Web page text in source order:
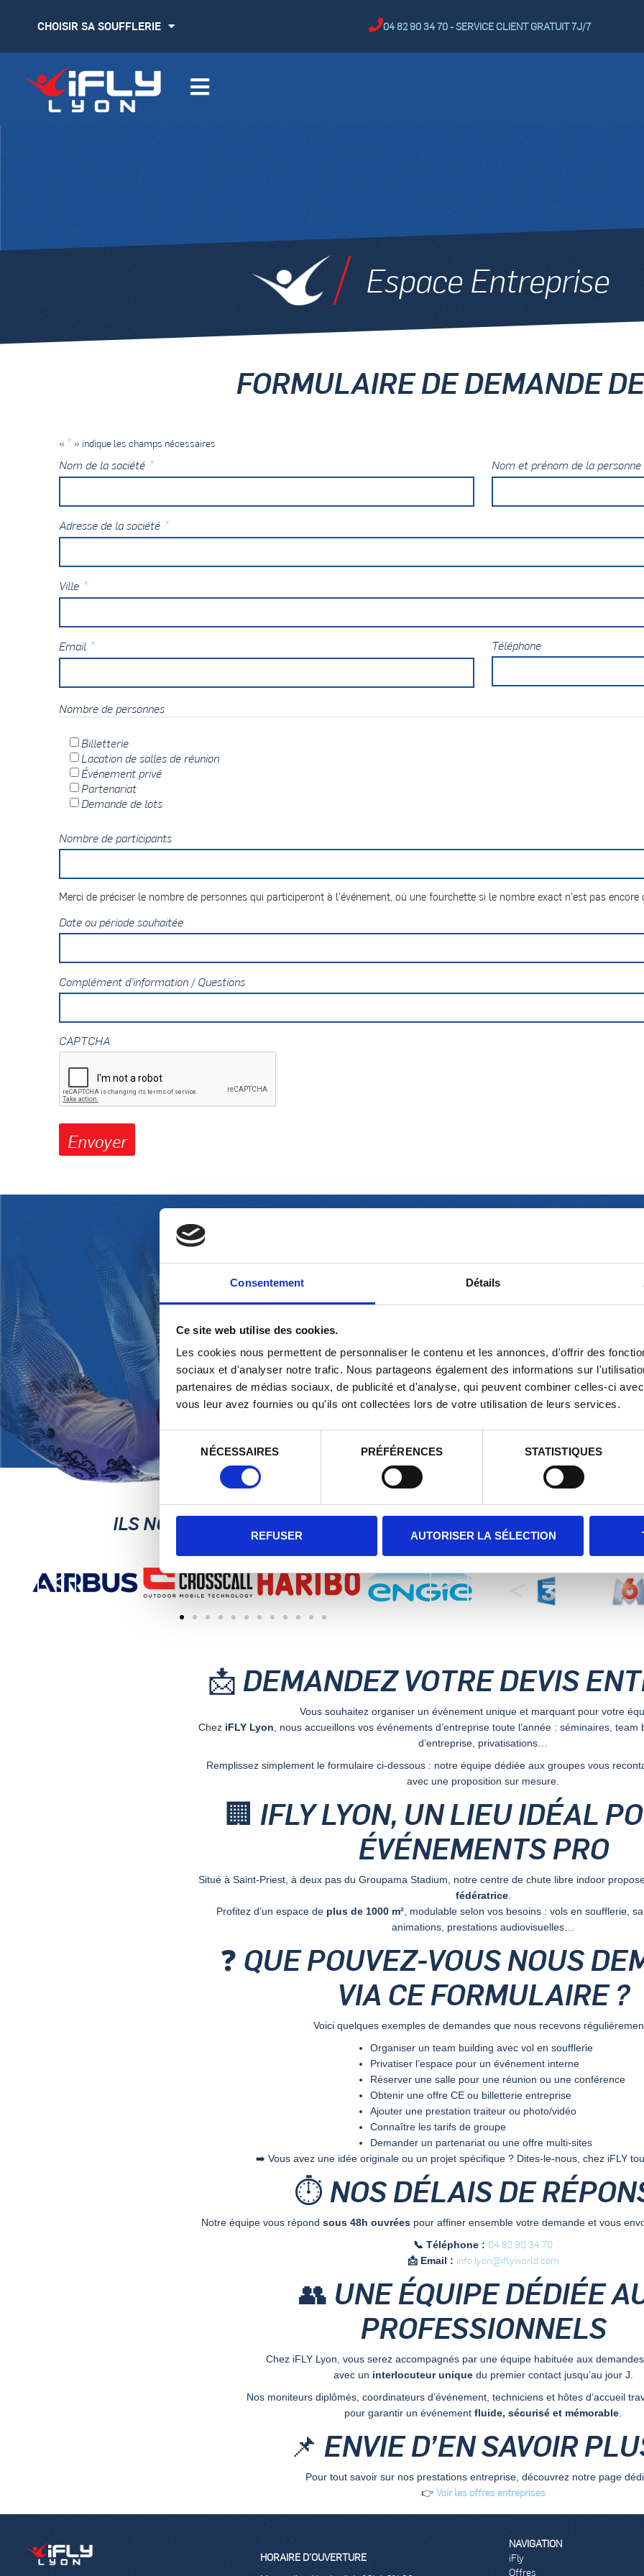
Consentement Détails
Ce site web utilise des cookies.
Les cookies nous permettent de personnaliser le contenu et les annonces, d'offrir des
sociaux et d'analyser notre trafic. Nous partageons également des informations sur
partenaires de médias sociaux, de publicité et d'analyse, qui peuvent combiner celles-ci
vous leur avez fournies ou qu'ils ont collectées lors de votre utilisation de leurs services.
du
consentement
NÉCESSAIRES PRÉFÉRENCES STATISTIQUES
REFUSER AUTORISER LA SÉLECTION
CHOISIR SA SOUFFLERIE 04 82 90 34 70 - SERVICE CLIENT GRATUIT 7J/7
Espace Entreprise
FORMULAIRE DE DEMANDE
« * » indique les champs nécessaires
Nom de la société * Nom et prénom de la
Adresse de la société *
Ville *
Email * Téléphone
Nombre de personnes
Billetterie
Location de salles de réunion
Événement privé
Partenariat
Demande de lots
Nombre de participants
Merci de préciser le nombre de personnes qui participeront à l'événement, où une fourchette si le nombre exact n'est pas encore
Date ou période souhaitée
Complément d'information / Questions
CAPTCHA
CHEZ IFLY, NOUS CRÉONS DE L’ÉMOTION ET DU SOUVENIR,
Vous allez pouvoir (faire) découvrir une activité
Une activité
Pour votre confort d’organisation, nous mettons
ILS NOUS ONT FAIT CONFIANCE... ILS
📩 DEMANDEZ VOTRE DEVIS
Vous souhaitez organiser un événement unique et marquant pour votre
Chez iFLY Lyon, nous accueillons vos événements d’entreprise toute l’année : séminaires,
d’entreprise, privatisations…
Remplissez simplement le formulaire ci-dessous : notre équipe dédiée aux groupes vous
avec une proposition sur mesure.
🏢 IFLY LYON, UN LIEU IDÉAL
ÉVÉNEMENTS PRO
Situé à Saint-Priest, à deux pas du Groupama Stadium, notre centre de chute libre indoor
fédératrice.
Profitez d’un espace de plus de 1000 m², modulable selon vos besoins : vols en soufflerie,
animations, prestations audiovisuelles…
❓ QUE POUVEZ-VOUS NOUS
VIA CE FORMULAIRE ?
Voici quelques exemples de demandes que nous recevons
Organiser un team building avec vol en soufflerie
Privatiser l’espace pour un événement interne
Réserver une salle pour une réunion ou une conférence
Obtenir une offre CE ou billetterie entreprise
Ajouter une prestation traiteur ou photo/vidéo
Connaître les tarifs de groupe
Demander un partenariat ou une offre multi-sites
➡️ Vous avez une idée originale ou un projet spécifique ? Dites-le-nous, chez iFLY
⏱ NOS DÉLAIS DE
Notre équipe vous répond sous 48h ouvréespour affiner ensemble votre demande et vous
📞 Téléphone : 04 82 90 34 70
📩 Email : info.lyon@iflyworld.com
👥 UNE ÉQUIPE DÉDIÉE
PROFESSIONNELS
Chez iFLY Lyon, vous serez accompagnés par une équipe habituée aux
avec un interlocuteur uniquedu premier contact jusqu’au jour J.
Nos moniteurs diplômés, coordinateurs d’événement, techniciens et hôtes d’accueil
pour garantir un événement fluide, sécurisé et mémorable.
📌 ENVIE D’EN SAVOIR
Pour tout savoir sur nos prestations entreprise, découvrez notre page
👉 Voir les offres entreprises
HORAIRE D’OUVERTURE
NAVIGATION
iFly
Offres